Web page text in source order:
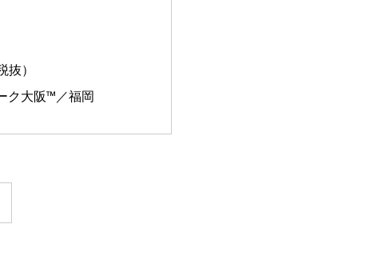
）
ク大阪™／福岡